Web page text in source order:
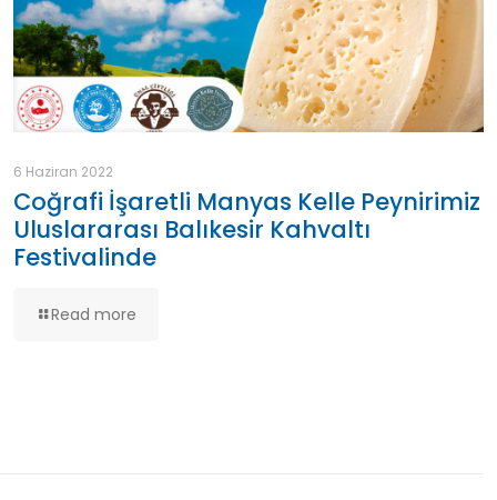
6 Haziran 2022
Coğrafi İşaretli Manyas Kelle Peynirimiz
Uluslararası Balıkesir Kahvaltı
Festivalinde
Read more